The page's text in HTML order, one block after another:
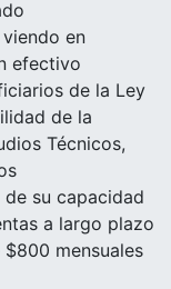
en
efectivo
de la Ley
de la
Técnicos,
su capacidad
a largo plazo
mensuales